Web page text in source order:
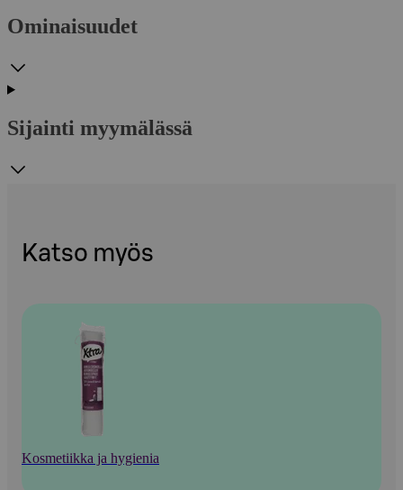
Ominaisuudet
Sijainti myymälässä
Katso myös
Kosmetiikka ja hygienia